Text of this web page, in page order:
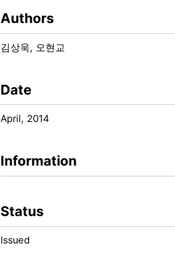
Authors
김상욱, 오현교
Date
April, 2014
Information
Status
Issued